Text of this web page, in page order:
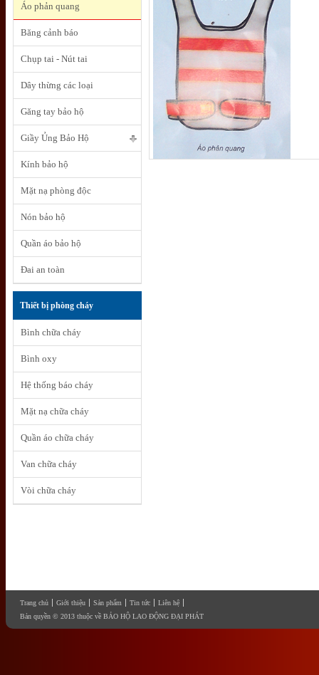
Áo phản quang
Băng cảnh báo
Chụp tai - Nút tai
Dây thừng các loại
Găng tay bảo hộ
Giầy Ủng Bảo Hộ
Kính bảo hộ
Mặt nạ phòng độc
Nón bảo hộ
Quần áo bảo hộ
Đai an toàn
Thiết bị phòng cháy
Bình chữa cháy
Bình oxy
Hệ thống báo cháy
Mặt nạ chữa cháy
Quần áo chữa cháy
Van chữa cháy
Vòi chữa cháy
Trang chủ Giới thiệu Sản phẩm Tin tức
Liên hệ
Bản quyền © 2013 thuộc về BẢO HỘ LAO ĐỘNG ĐẠI PHÁT